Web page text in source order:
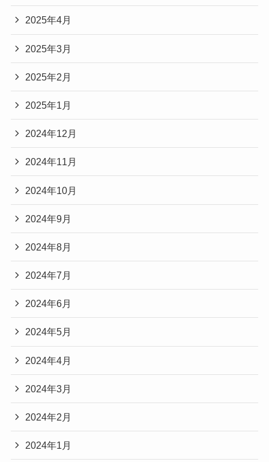
2025年4月
2025年3月
2025年2月
2025年1月
2024年12月
2024年11月
2024年10月
2024年9月
2024年8月
2024年7月
2024年6月
2024年5月
2024年4月
2024年3月
2024年2月
2024年1月